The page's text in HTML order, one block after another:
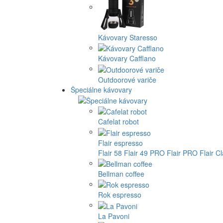
Kávovary Staresso
Kávovary Cafflano
Outdoorové variče
Špeciálne kávovary
Cafelat robot
Flair espresso
Flair 58 Flair 49 PRO Flair PRO Flair
Bellman coffee
Rok espresso
La Pavoni